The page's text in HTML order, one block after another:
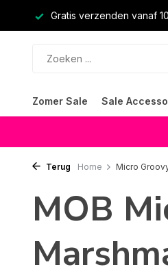
Gratis verzenden vanaf
Zomer Sale Sale
Terug Home Micro
MOB